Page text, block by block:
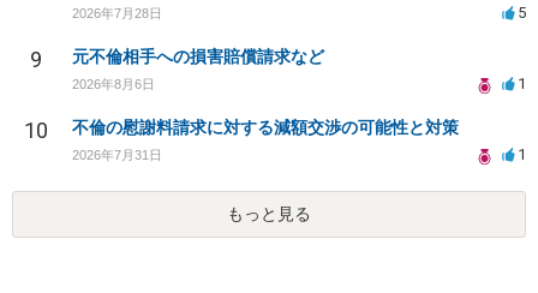
2026年7月28日 5
9 元不倫相手への損害賠償請求など
2026年8月6日 1
10 不倫の慰謝料請求に対する減額交渉の可能性と対策
2026年7月31日 1
もっと見る